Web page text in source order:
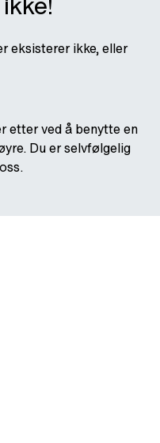
eksisterer ikke, eller
etter ved å benytte en
Du er selvfølgelig